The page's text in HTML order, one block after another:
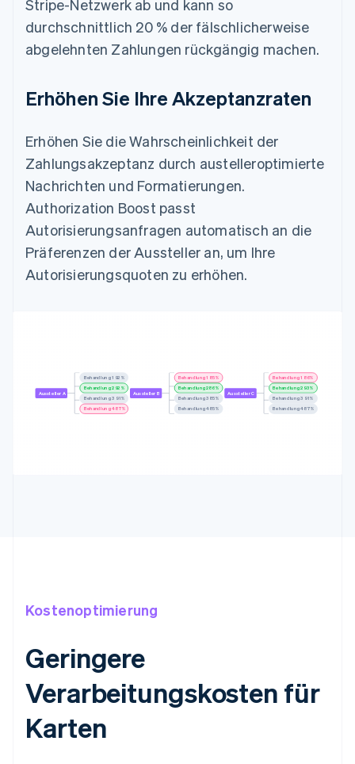
Stripe-Netzwerk ab und kann so
durchschnittlich 20 % der fälschlicherweise
abgelehnten Zahlungen rückgängig machen.
Erhöhen Sie Ihre Akzeptanzraten
Erhöhen Sie die Wahrscheinlichkeit der
Zahlungsakzeptanz durch austelleroptimierte
Nachrichten und Formatierungen.
Authorization Boost passt
Autorisierungsanfragen automatisch an die
Präferenzen der Aussteller an, um Ihre
Autorisierungsquoten zu erhöhen.
Aussteller A
Behandlung 1 92%
Behandlung 2 93%
Behandlung 3 92%
Behandlung 486%
Aussteller B
Behandlung 1 84%
Behandlung 287%
Behandlung 3 86%
Behandlung 486%
Aussteller C
Behandlung 1 85%
Behandlung 2 92%
Behandlung 3 92%
Behandlung 485%
Kostenoptimierung
Geringere
Verarbeitungskosten für
Karten